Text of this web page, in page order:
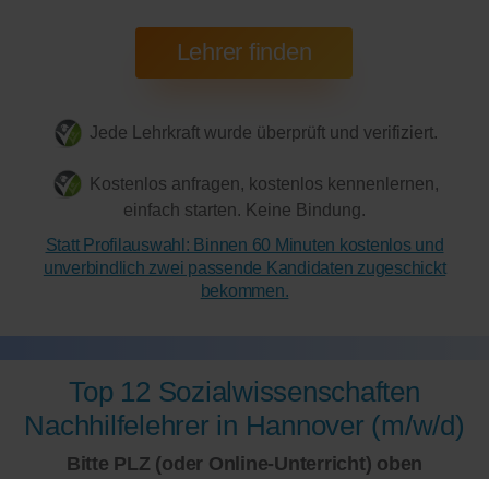
Jede Lehrkraft wurde überprüft und verifiziert.
Kostenlos anfragen, kostenlos kennenlernen,
einfach starten. Keine Bindung.
Statt Profilauswahl: Binnen 60 Minuten kostenlos und
unverbindlich zwei passende Kandidaten zugeschickt
bekommen.
Top 12 Sozialwissenschaften
Nachhilfelehrer in Hannover (m/w/d)
Bitte PLZ (oder Online-Unterricht) oben